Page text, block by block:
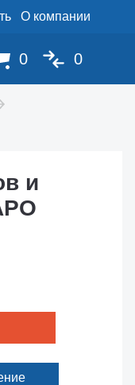
О компании
0 0
и